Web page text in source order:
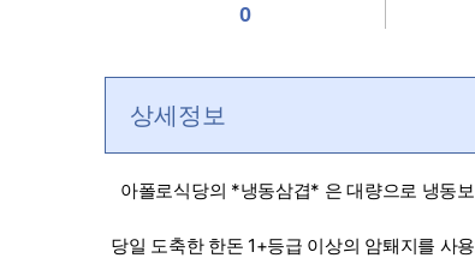
0
상세정보
아폴로식당의 *냉동삼겹* 은 대량으로 냉동
당일 도축한 한돈 1+등급 이상의 암퇘지를 사